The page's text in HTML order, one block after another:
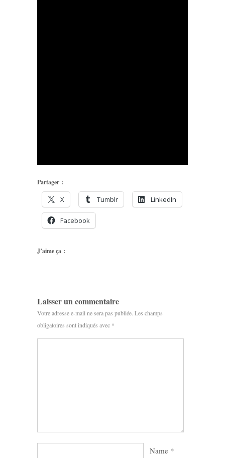
Partager :
X Tumblr LinkedIn
Facebook
J’aime ça :
Laisser un commentaire
Votre adresse e-mail ne sera pas publiée. Les champs
obligatoires sont indiqués avec *
Name *